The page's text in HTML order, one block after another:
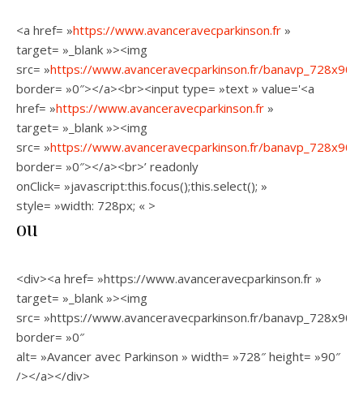
<a href= »https://www.avanceravecparkinson.fr »
target= »_blank »><img
src= »https://www.avanceravecparkinson.fr/
border= »0″></a><br><input type= »text » value='<a
href= »https://www.avanceravecparkinson.fr »
target= »_blank »><img
src= »https://www.avanceravecparkinson.fr/
border= »0″></a><br>’ readonly
onClick= »javascript:this.focus();this.select(); »
style= »width: 728px; « >
ou
<div><a href= »https://www.avanceravecparkinson.fr »
target= »_blank »><img
src= »https://www.avanceravecparkinson.fr/
border= »0″
alt= »Avancer avec Parkinson » width= »728″ height= »90″
/></a></div>